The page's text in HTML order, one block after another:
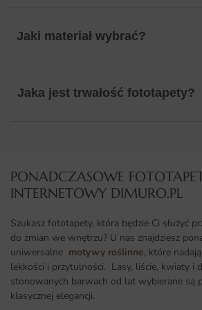
Jaki materiał wybrać?
Jaka jest trwałość fototapety?
PONADCZASOWE
INTERNETOWY DIMURO.PL​
Szukasz fototapety, która będzie Ci służyć
do zmian we wnętrzu? U nas znajdziesz
uniwersalne motywy roślinne, które
lekkości i przytulności. Lasy, liście, kwiaty i
stonowanych barwach od lat wybierane są
klasycznej elegancji.